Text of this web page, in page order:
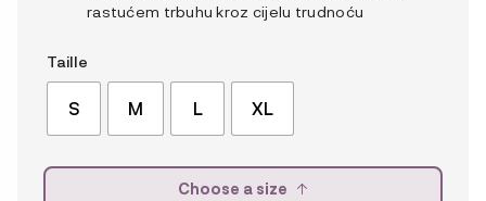
rastućem trbuhu kroz cijelu trudnoću
Taille
S M L XL
Choose a size